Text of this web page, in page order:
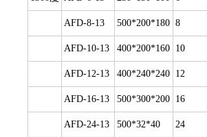
AFD-8-13 500*200*180 8
AFD-10-13 400*200*160 10
AFD-12-13 400*240*240 12
AFD-16-13 500*300*200 16
AFD-24-13 500*32*40 24